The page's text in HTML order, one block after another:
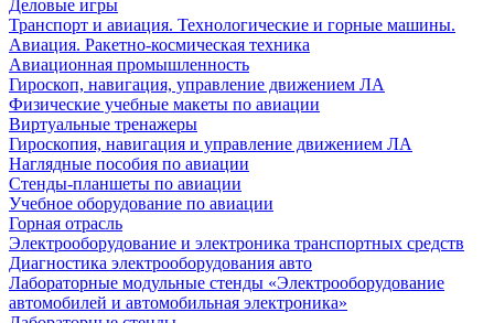
Деловые игры
Транспорт и авиация. Технологические и горные машины.
Авиация. Ракетно-космическая техника
Авиационная промышленность
Гироскоп, навигация, управление движением ЛА
Физические учебные макеты по авиации
Виртуальные тренажеры
Гироскопия, навигация и управление движением ЛА
Наглядные пособия по авиации
Стенды-планшеты по авиации
Учебное оборудование по авиации
Горная отрасль
Электрооборудование и электроника транспортных средств
Диагностика электрооборудования авто
Лабораторные модульные стенды «Электрооборудование
автомобилей и автомобильная электроника»